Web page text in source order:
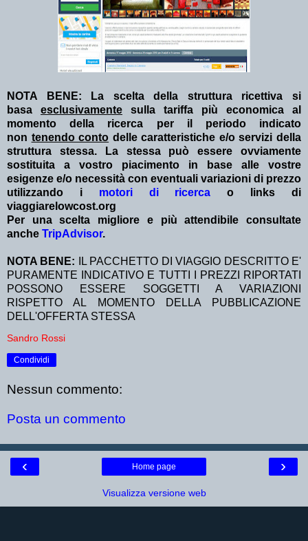
NOTA BENE: La scelta della struttura ricettiva si
basa esclusivamente sulla tariffa più economica al
momento della ricerca per il periodo indicato
non tenendo conto delle caratteristiche e/o servizi della
struttura stessa. La stessa può essere ovviamente
sostituita a vostro piacimento in base alle vostre
esigenze e/o necessità con eventuali variazioni di prezzo
utilizzando i motori di ricerca o links di
viaggiarelowcost.org
Per una scelta migliore e più attendibile consultate
anche TripAdvisor.
NOTA BENE:
IL PACCHETTO DI VIAGGIO DESCRITTO E'
PURAMENTE INDICATIVO E TUTTI I PREZZI RIPORTATI
POSSONO ESSERE SOGGETTI A VARIAZIONI
RISPETTO AL MOMENTO DELLA PUBBLICAZIONE
DELL'OFFERTA STESSA
Sandro Rossi
Condividi
Nessun commento:
Posta un commento
‹ ›
Home page
Visualizza versione web